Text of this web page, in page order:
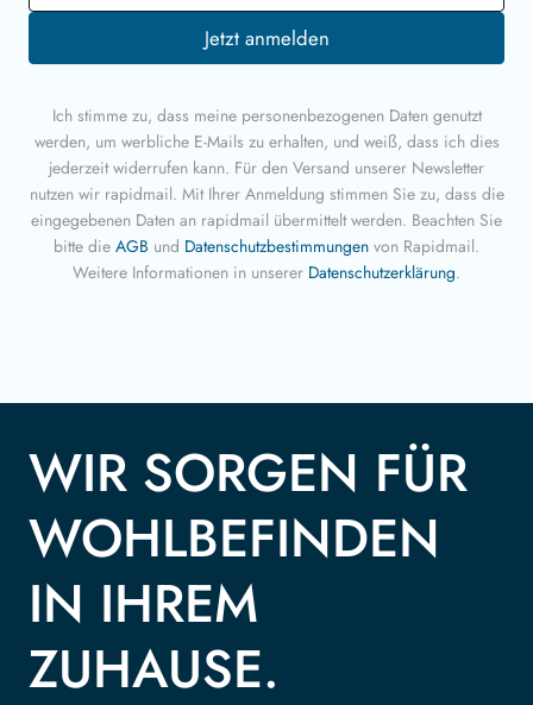
Jetzt anmelden
Ich stimme zu, dass meine personenbezogenen Daten genutzt
werden, um werbliche E-Mails zu erhalten, und weiß, dass ich dies
jederzeit widerrufen kann. Für den Versand unserer Newsletter
nutzen wir rapidmail. Mit Ihrer Anmeldung stimmen Sie zu, dass die
eingegebenen Daten an rapidmail übermittelt werden. Beachten Sie
bitte die AGB und Datenschutzbestimmungen von Rapidmail.
Weitere Informationen in unserer Datenschutzerklärung.
WIR SORGEN FÜR
WOHLBEFINDEN
IN IHREM
ZUHAUSE.